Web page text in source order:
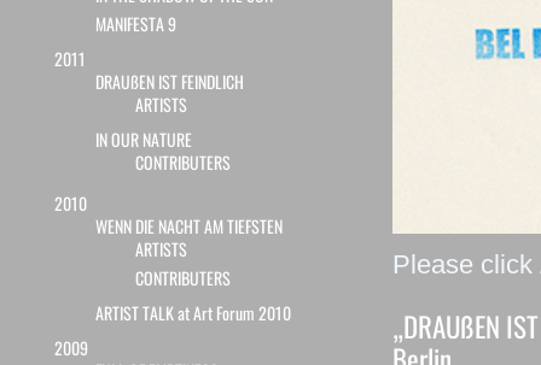
MANIFESTA 9
2011
DRAUßEN IST FEINDLICH
ARTISTS
IN OUR NATURE
CONTRIBUTERS
2010
WENN DIE NACHT AM TIEFSTEN
ARTISTS
CONTRIBUTERS
ARTIST TALK at Art Forum 2010
2009
Please click
„DRAUßEN